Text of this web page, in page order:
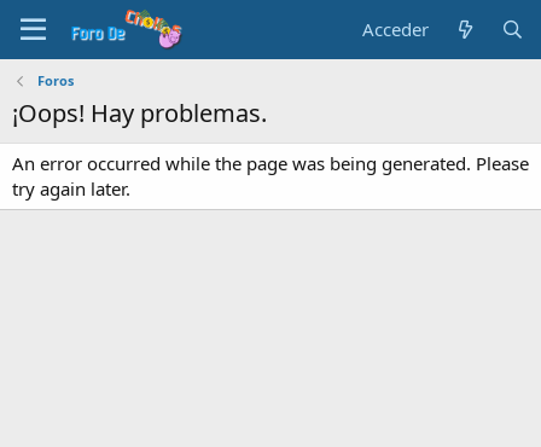
Acceder
Foros
¡Oops! Hay problemas.
An error occurred while the page was being generated. Please
try again later.